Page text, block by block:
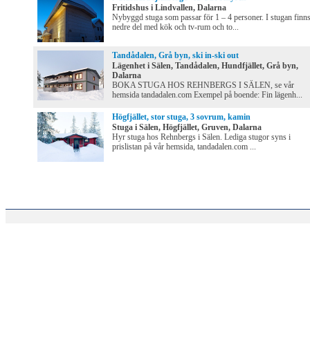
Fritidshus i Lindvallen, Dalarna
Nybyggd stuga som passar för 1 – 4 personer. I stugan
nedre del med kök och tv-rum och to...
Tandådalen, Grå byn, ski in-ski out
Lägenhet i Sälen, Tandådalen, Hundfjället, Grå byn,
Dalarna
BOKA STUGA HOS REHNBERGS I SÄLEN, se vår
hemsida tandadalen.com Exempel på boende: Fin lägenh...
Högfjället, stor stuga, 3 sovrum, kamin
Stuga i Sälen, Högfjället, Gruven, Dalarna
Hyr stuga hos Rehnbergs i Sälen. Lediga stugor syns i
prislistan på vår hemsida, tandadalen.com ...